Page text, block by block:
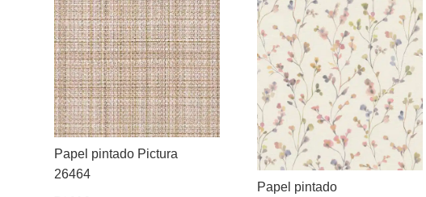
Papel pintado Pictura
26464
Papel pintado